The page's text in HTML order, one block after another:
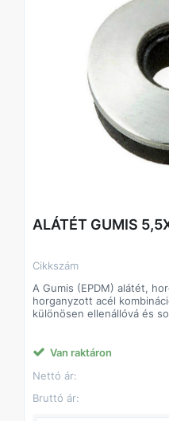
ALÁTÉT GUMIS
Cikkszám
A Gumis (EPDM) alátét,
horganyzott acél
különösen ellenállóvá és
Anyag: EPDM gumi és
Van raktáron
Nettó ár:
Bruttó ár: